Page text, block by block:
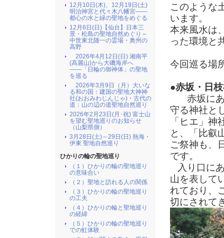
このような
います。
本来風水は
った環境と
今回巡る場
●赤坂・日
赤坂にあ
守る神社と
「ヒエ」
と、「比叡
ご祭神も、
です。
入り口に
山を表して
れており、
切にされて
12月10日(木)、12月19日(土)
明治神宮と代々木八幡宮――
都心の水と緑の聖地をめぐる
12月6日(日)【仙台】日本三
景・松島の聖地自然めぐり～
中世東北随一の霊場・奥州の
高野
2026年4月12日(日) 湘南平
(高麗山)から大磯海岸へ
――「日輪の御神体」の聖地
を巡る
2026年3月9日（月）大いな
る和の国：建国の聖地大神神
社(おおみわじんじゃ)・古代の
道：山の辺の道聖地自然巡り
2026年2月23日(月･祝) 富士山
を望む聖地巡りのお知らせ
（山梨県側）
3月28日(土)～29日(日) 熱海・
伊東 聖地自然巡り
ひかりの輪の聖地巡り
（１）ひかりの輪の聖地巡り
の意味合い
（２）聖地と訪れる人の関係
（３）ひかりの輪の聖地巡り
の工夫
（４）ひかりの輪と聖地巡り
の経緯
（５）ひかりの輪の聖地巡り
での虹体験